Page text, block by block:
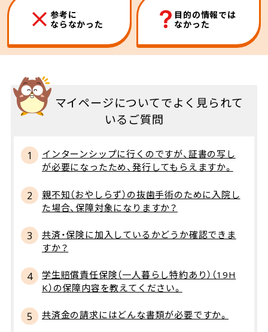
参考に
ならなかった
目的の情報では
なかった
マイページについてでよく見られて
いるご質問
インターンシップに行くのですが、証書の写し
が必要になったため、発行してもらえますか。
親不知（おやしらず）の抜歯手術のために入院し
た場合、保障対象になりますか？
共済・保険に加入しているかどうか確認できま
すか？
学生賠償責任保険（一人暮らし特約あり）（19H
K）の保障内容を教えてください。
共済金の請求にはどんな書類が必要ですか。